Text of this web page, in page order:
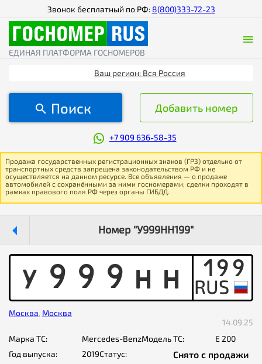
Звонок бесплатный по РФ: 8(800)333-72-23
ЕДИНАЯ ПЛАТФОРМА ГОСНОМЕРОВ
Ваш регион: Вся Россия
Поиск Добавить номер
+7 909 636-58-35
Продажа государственных регистрационных знаков (ГРЗ) отдельно от
транспортных средств запрещена законодательством РФ и не
осуществляется на данном ресурсе. Все объявления — о продаже
автомобилей с сохранёнными за ними госномерами; сделки проходят в
рамках правового поля РФ через органы ГИБДД.
Номер "У999НН199"
Y 9 9 9 H H 199
Москва, Москва
14.09.25
Марка ТС:
Mercedes-BenzМодель ТС:
E 200
Год выпуска:
2019Статус: Снято с продажи